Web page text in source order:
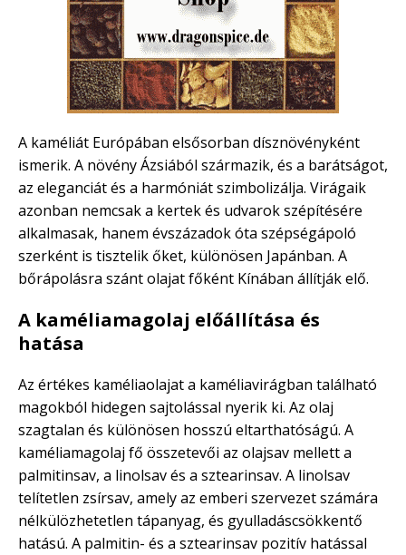
A kaméliát Európában elsősorban dísznövényként
ismerik. A növény Ázsiából származik, és a barátságot,
az eleganciát és a harmóniát szimbolizálja. Virágaik
azonban nemcsak a kertek és udvarok szépítésére
alkalmasak, hanem évszázadok óta szépségápoló
szerként is tisztelik őket, különösen Japánban. A
bőrápolásra szánt olajat főként Kínában állítják elő.
A kaméliamagolaj előállítása és
hatása
Az értékes kaméliaolajat a kaméliavirágban található
magokból hidegen sajtolással nyerik ki. Az olaj
szagtalan és különösen hosszú eltarthatóságú. A
kaméliamagolaj fő összetevői az olajsav mellett a
palmitinsav, a linolsav és a sztearinsav. A linolsav
telítetlen zsírsav, amely az emberi szervezet számára
nélkülözhetetlen tápanyag, és gyulladáscsökkentő
hatású. A palmitin- és a sztearinsav pozitív hatással